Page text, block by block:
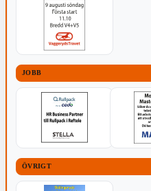
JOBB
ÖVRIGT